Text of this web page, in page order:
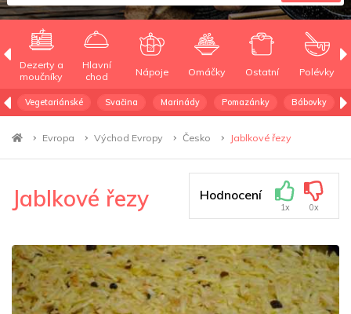
Dezerty a
moučníky
Hlavní
chod
Nápoje Omáčky Ostatní Polévky
Vegetariánské Svačina Marinády Pomazánky Bábovky
Evropa Východ Evropy Česko Jablkové řezy
Jablkové řezy Hodnocení
1x 0x